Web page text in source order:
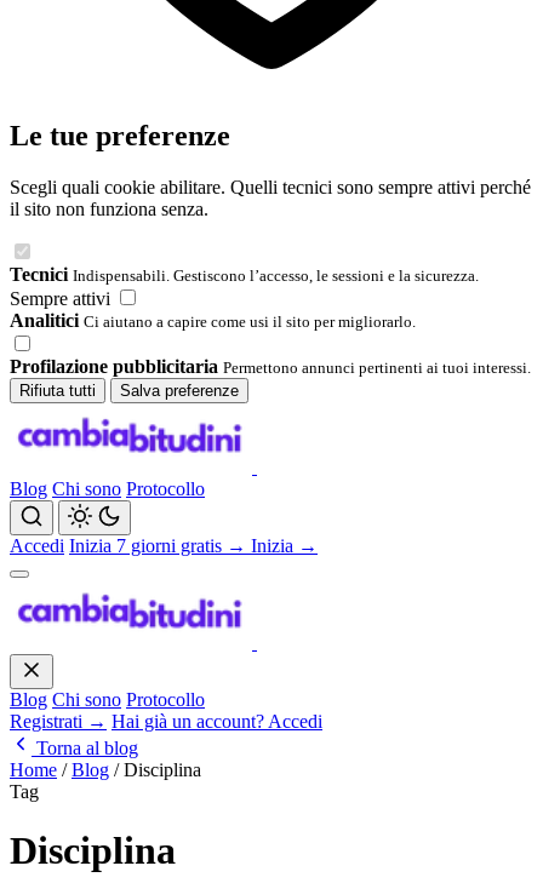
Le tue preferenze
Scegli quali cookie abilitare. Quelli tecnici sono sempre attivi perché
il sito non funziona senza.
Tecnici Indispensabili. Gestiscono l’accesso, le sessioni e la sicurezza.
Sempre attivi
Analitici Ci aiutano a capire come usi il sito per migliorarlo.
Profilazione pubblicitaria Permettono annunci pertinenti ai tuoi interessi.
Rifiuta tutti
Salva preferenze
Blog Chi sono Protocollo
Accedi Inizia 7 giorni gratis → Inizia →
Blog Chi sono Protocollo
Registrati → Hai già un account? Accedi
Torna al blog
Home / Blog / Disciplina
Tag
Disciplina